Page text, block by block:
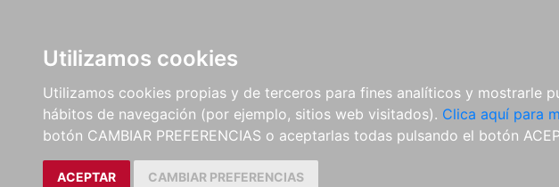
Utilizamos cookies
Utilizamos cookies propias y de terceros para fines analíticos y mostrarle
hábitos de navegación (por ejemplo, sitios web visitados). Clica aquí para
botón CAMBIAR PREFERENCIAS o aceptarlas todas pulsando el botón
ACEPTAR CAMBIAR PREFERENCIAS
LIBROS
MÉTODOS Y
EJERCICIOS
PARTITURAS Y EDICIONES
CRÍTICAS
REVISTAS